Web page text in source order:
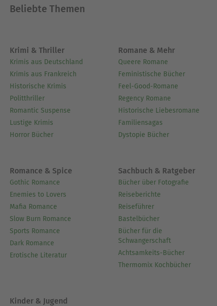
Beliebte Themen
Krimi & Thriller
Krimis aus Deutschland
Krimis aus Frankreich
Historische Krimis
Politthriller
Romantic Suspense
Lustige Krimis
Horror Bücher
Romane & Mehr
Queere Romane
Feministische Bücher
Feel-Good-Romane
Regency Romane
Historische Liebesromane
Familiensagas
Dystopie Bücher
Romance & Spice
Gothic Romance
Enemies to Lovers
Mafia Romance
Slow Burn Romance
Sports Romance
Dark Romance
Erotische Literatur
Sachbuch & Ratgeber
Bücher über Fotografie
Reiseberichte
Reiseführer
Bastelbücher
Bücher für die
Schwangerschaft
Achtsamkeits-Bücher
Thermomix Kochbücher
Kinder & Jugend